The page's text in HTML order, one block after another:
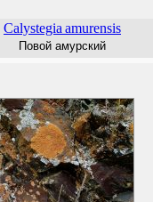
Calystegia amurensis
Повой амурский